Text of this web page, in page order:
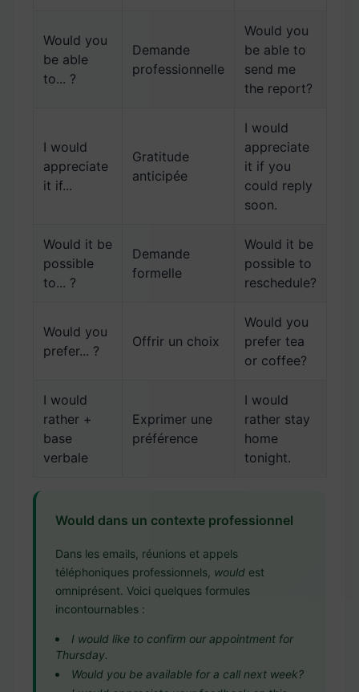
Would you
be able
to... ?
Demande
professionnelle
Would you
be able to
send me
the report?
I would
appreciate
it if...
Gratitude
anticipée
I would
appreciate
it if you
could reply
soon.
Would it be
possible
to... ?
Demande
formelle
Would it be
possible to
reschedule?
Would you
prefer... ?
Offrir un choix
Would you
prefer tea
or coffee?
I would
rather +
base
verbale
Exprimer une
préférence
I would
rather stay
home
tonight.
Would dans un contexte professionnel
Dans les emails, réunions et appels
téléphoniques professionnels, would est
omniprésent. Voici quelques formules
incontournables :
I would like to confirm our appointment for
Thursday.
Would you be available for a call next week?